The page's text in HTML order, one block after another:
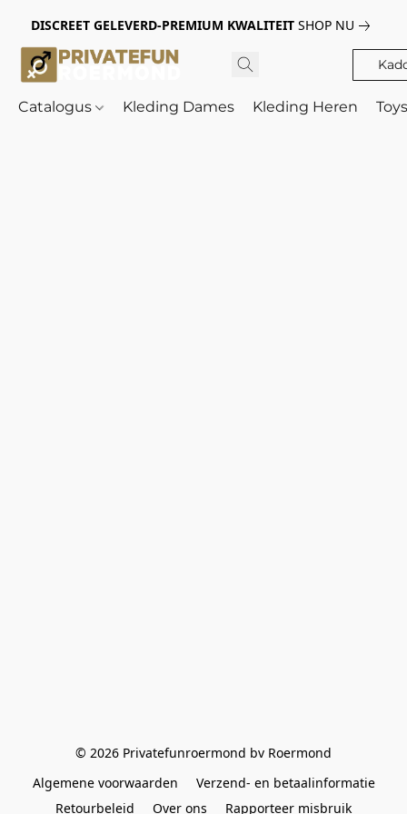
DISCREET GELEVERD-PREMIUM KWALITEIT SHOP NU
Catalogus Kleding Dames Kleding Heren
© 2026 Privatefunroermond bv Roermond
Algemene voorwaarden
Verzend- en betaalinformatie
Retourbeleid
Over ons Rapporteer misbruik